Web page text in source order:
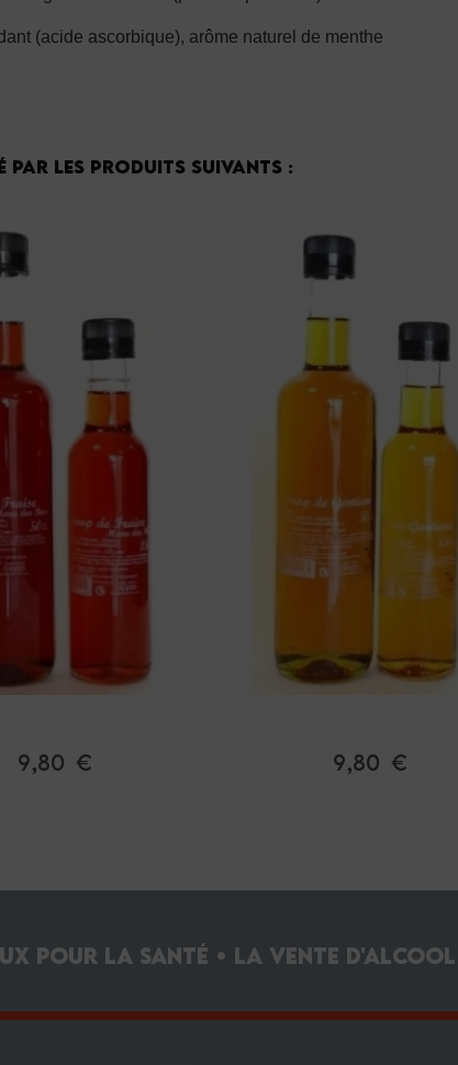
(acide ascorbique), arôme naturel de menthe
par les produits suivants :
9,80 € 9,80 €
pour la santé • La vente